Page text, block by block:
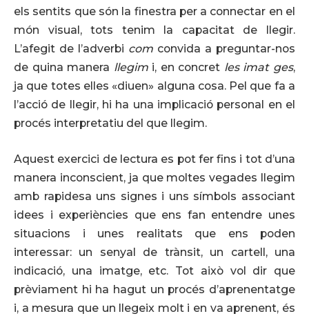
els sentits que són la finestra per a connectar en el
món visual, tots tenim la capacitat de llegir.
L’afegit de l’adverbi com convida a preguntar-nos
de quina manera llegim i, en concret les imat ges,
ja que totes elles «diuen» alguna cosa. Pel que fa a
l’acció de llegir, hi ha una implicació personal en el
procés interpretatiu del que llegim.
Aquest exercici de lectura es pot fer fins i tot d’una
manera inconscient, ja que moltes vegades llegim
amb rapidesa uns signes i uns símbols associant
idees i experiències que ens fan entendre unes
situacions i unes realitats que ens poden
interessar: un senyal de trànsit, un cartell, una
indicació, una imatge, etc. Tot això vol dir que
prèviament hi ha hagut un procés d’aprenentatge
i, a mesura que un llegeix molt i en va aprenent, és